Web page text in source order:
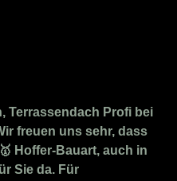
Terrassendach Profi bei
freuen uns sehr, dass
Hoffer-Bauart, auch in
Sie da. Für